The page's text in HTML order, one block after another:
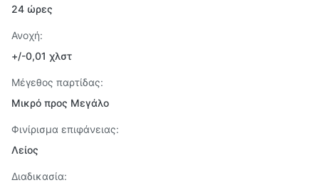
24 ώρες
Ανοχή:
+/-0,01 χλστ
Μέγεθος παρτίδας:
Μικρό προς Μεγάλο
Φινίρισμα επιφάνειας:
Λείος
Διαδικασία: